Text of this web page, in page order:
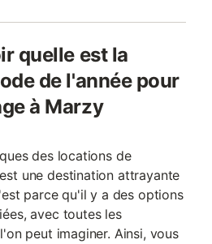
quelle est la
de l'année pour
à Marzy
des locations de
une destination attrayante
parce qu'il y a des options
avec toutes les
peut imaginer. Ainsi, vous